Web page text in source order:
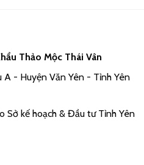
Thảo Mộc Thái Vân
A - Huyện Văn Yên - Tỉnh Yên
kế hoạch & Đầu tư Tỉnh Yên